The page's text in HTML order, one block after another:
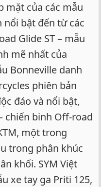
mặt của các mẫu
nổi bật đến từ các
Glide ST – mẫu
mẽ nhất của
Bonneville danh
phiên bản
đáo và nổi bật,
chiến binh Off-road
một trong
trong phân khúc
khối. SYM Việt
xe tay ga Priti 125,